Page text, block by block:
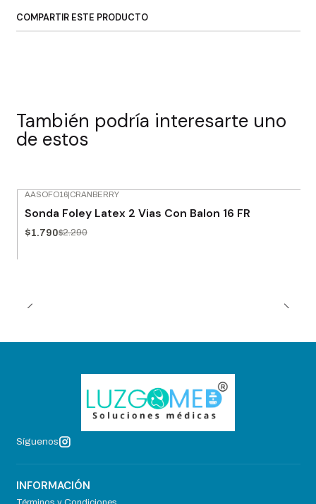
COMPARTIR ESTE PRODUCTO
También podría interesarte uno
de estos
AASOFO16| CRANBERRY
Sonda Foley Latex 2 Vias Con Balon 16 FR
$1.790$2.290
Síguenos
INFORMACIÓN